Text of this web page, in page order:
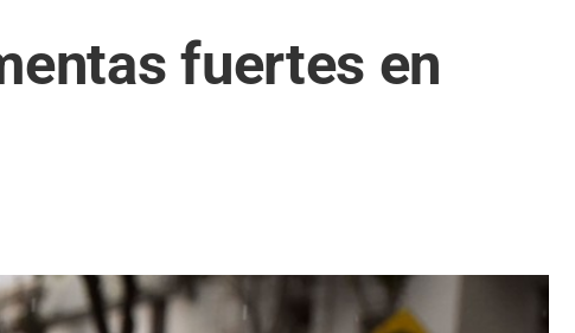
fuertes en